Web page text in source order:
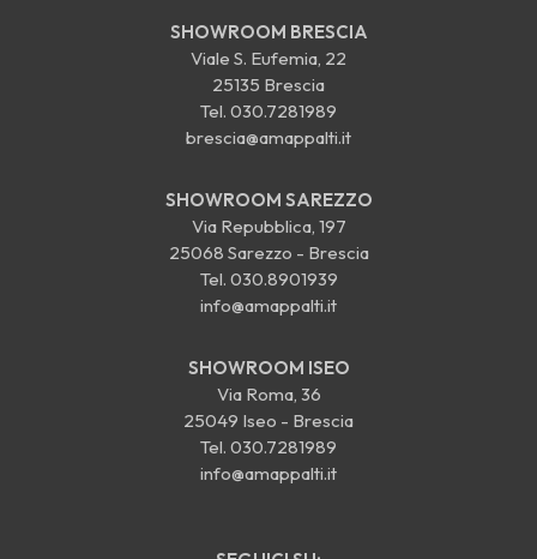
SHOWROOM BRESCIA
Viale S. Eufemia, 22
25135 Brescia
Tel. 030.7281989
brescia@amappalti.it
SHOWROOM SAREZZO
Via Repubblica, 197
25068 Sarezzo - Brescia
Tel. 030.8901939
info@amappalti.it
SHOWROOM ISEO
Via Roma, 36
25049 Iseo - Brescia
Tel. 030.7281989
info@amappalti.it